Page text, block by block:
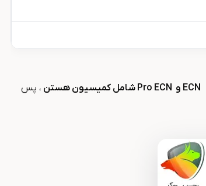
ECN و Pro ECN شامل کمیسیون هستن
، پس